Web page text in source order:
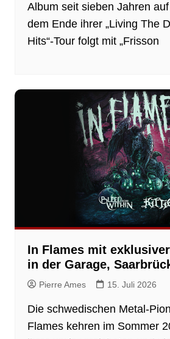
Album seit sieben Jahren
dem Ende ihrer „Living The
Hits“-Tour folgt mit „Frisson
In Flames mit
in der Garage,
Pierre Ames 15. Juli 2026
Die schwedischen Metal-
Flames kehren im Sommer